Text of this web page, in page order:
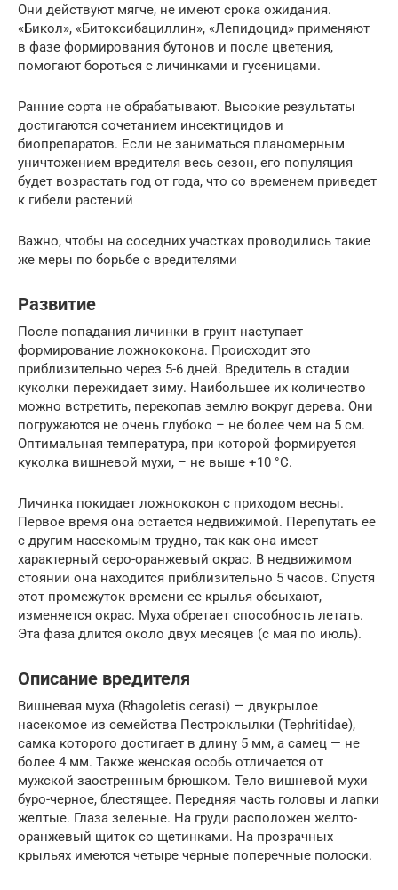
Они действуют мягче, не имеют срока ожидания.
«Бикол», «Битоксибациллин», «Лепидоцид» применяют
в фазе формирования бутонов и после цветения,
помогают бороться с личинками и гусеницами.
Ранние сорта не обрабатывают. Высокие результаты
достигаются сочетанием инсектицидов и
биопрепаратов. Если не заниматься планомерным
уничтожением вредителя весь сезон, его популяция
будет возрастать год от года, что со временем приведет
к гибели растений
Важно, чтобы на соседних участках проводились такие
же меры по борьбе с вредителями
Развитие
После попадания личинки в грунт наступает
формирование ложнококона. Происходит это
приблизительно через 5-6 дней. Вредитель в стадии
куколки пережидает зиму. Наибольшее их количество
можно встретить, перекопав землю вокруг дерева. Они
погружаются не очень глубоко – не более чем на 5 см.
Оптимальная температура, при которой формируется
куколка вишневой мухи, – не выше +10 °С.
Личинка покидает ложнококон с приходом весны.
Первое время она остается недвижимой. Перепутать ее
с другим насекомым трудно, так как она имеет
характерный серо-оранжевый окрас. В недвижимом
стоянии она находится приблизительно 5 часов. Спустя
этот промежуток времени ее крылья обсыхают,
изменяется окрас. Муха обретает способность летать.
Эта фаза длится около двух месяцев (с мая по июль).
Описание вредителя
Вишневая муха (Rhagoletis cerasi) — двукрылое
насекомое из семейства Пестроклылки (Tephritidae),
самка которого достигает в длину 5 мм, а самец — не
более 4 мм. Также женская особь отличается от
мужской заостренным брюшком. Тело вишневой мухи
буро-черное, блестящее. Передняя часть головы и лапки
желтые. Глаза зеленые. На груди расположен желто-
оранжевый щиток со щетинками. На прозрачных
крыльях имеются четыре черные поперечные полоски.